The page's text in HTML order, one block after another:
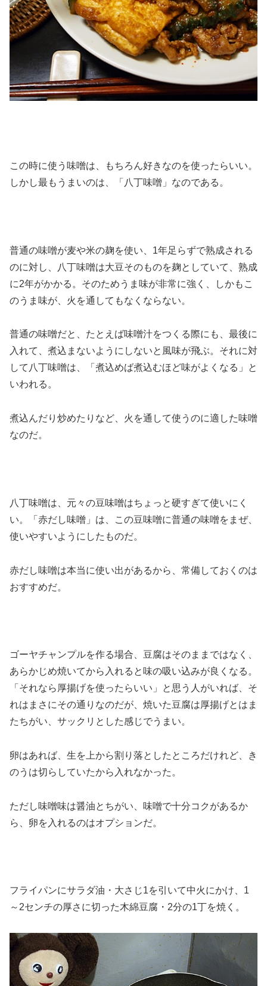
この時に使う味噌は、もちろん好きなのを使ったらいい。
しかし最もうまいのは、「八丁味噌」なのである。
普通の味噌が麦や米の麹を使い、1年足らずで熟成される
のに対し、八丁味噌は大豆そのものを麹としていて、熟成
に2年がかかる。そのためうま味が非常に強く、しかもこ
のうま味が、火を通してもなくならない。
普通の味噌だと、たとえば味噌汁をつくる際にも、最後に
入れて、煮込まないようにしないと風味が飛ぶ。それに対
して八丁味噌は、「煮込めば煮込むほど味がよくなる」と
いわれる。
煮込んだり炒めたりなど、火を通して使うのに適した味噌
なのだ。
八丁味噌は、元々の豆味噌はちょっと硬すぎて使いにく
い。「赤だし味噌」は、この豆味噌に普通の味噌をまぜ、
使いやすいようにしたものだ。
赤だし味噌は本当に使い出があるから、常備しておくのは
おすすめだ。
ゴーヤチャンプルを作る場合、豆腐はそのままではなく、
あらかじめ焼いてから入れると味の吸い込みが良くなる。
「それなら厚揚げを使ったらいい」と思う人がいれば、そ
れはまさにその通りなのだが、焼いた豆腐は厚揚げとはま
たちがい、サックリとした感じでうまい。
卵はあれば、生を上から割り落としたところだけれど、き
のうは切らしていたから入れなかった。
ただし味噌味は醤油とちがい、味噌で十分コクがあるか
ら、卵を入れるのはオプションだ。
フライパンにサラダ油・大さじ1を引いて中火にかけ、1
～2センチの厚さに切った木綿豆腐・2分の1丁を焼く。